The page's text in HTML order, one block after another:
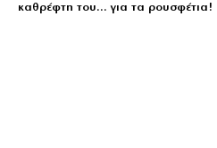
καθρέφτη του… για τα ρουσφέτια!